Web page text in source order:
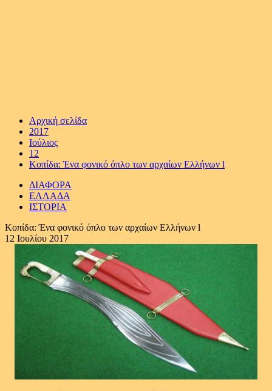
Αρχική σελίδα
2017
Ιούλιος
12
Κοπίδα: Ένα φονικό όπλο των αρχαίων Ελλήνων l
ΔΙΑΦΟΡΑ
ΕΛΛΑΔΑ
ΙΣΤΟΡΙΑ
Κοπίδα: Ένα φονικό όπλο των αρχαίων Ελλήνων l
12 Ιουλίου 2017